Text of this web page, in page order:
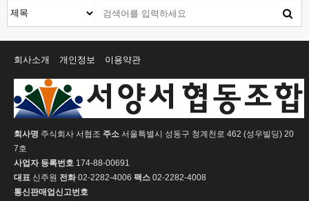
회사소개 개인정보 이용약관
회사명 주식회사 서협조 주소 서울특별시 성동구 청계천로 462 (성우빌딩) 20
7호
사업자 등록번호 174-88-00691
대표 신주원 전화02-2282-4006 팩스 02-2282-4008
통신판매업신고번호